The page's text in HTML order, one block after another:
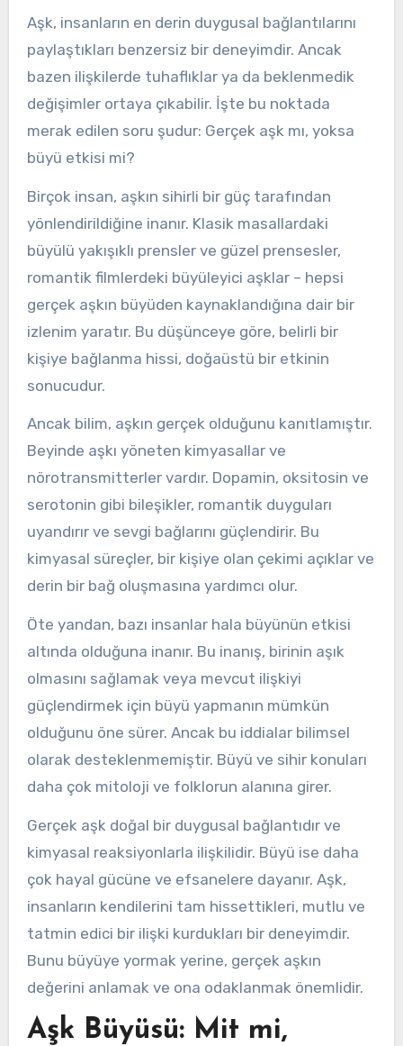
Aşk, insanların en derin duygusal bağlantılarını
paylaştıkları benzersiz bir deneyimdir. Ancak
bazen ilişkilerde tuhaflıklar ya da beklenmedik
değişimler ortaya çıkabilir. İşte bu noktada
merak edilen soru şudur: Gerçek aşk mı, yoksa
büyü etkisi mi?
Birçok insan, aşkın sihirli bir güç tarafından
yönlendirildiğine inanır. Klasik masallardaki
büyülü yakışıklı prensler ve güzel prensesler,
romantik filmlerdeki büyüleyici aşklar – hepsi
gerçek aşkın büyüden kaynaklandığına dair bir
izlenim yaratır. Bu düşünceye göre, belirli bir
kişiye bağlanma hissi, doğaüstü bir etkinin
sonucudur.
Ancak bilim, aşkın gerçek olduğunu kanıtlamıştır.
Beyinde aşkı yöneten kimyasallar ve
nörotransmitterler vardır. Dopamin, oksitosin ve
serotonin gibi bileşikler, romantik duyguları
uyandırır ve sevgi bağlarını güçlendirir. Bu
kimyasal süreçler, bir kişiye olan çekimi açıklar ve
derin bir bağ oluşmasına yardımcı olur.
Öte yandan, bazı insanlar hala büyünün etkisi
altında olduğuna inanır. Bu inanış, birinin aşık
olmasını sağlamak veya mevcut ilişkiyi
güçlendirmek için büyü yapmanın mümkün
olduğunu öne sürer. Ancak bu iddialar bilimsel
olarak desteklenmemiştir. Büyü ve sihir konuları
daha çok mitoloji ve folklorun alanına girer.
Gerçek aşk doğal bir duygusal bağlantıdır ve
kimyasal reaksiyonlarla ilişkilidir. Büyü ise daha
çok hayal gücüne ve efsanelere dayanır. Aşk,
insanların kendilerini tam hissettikleri, mutlu ve
tatmin edici bir ilişki kurdukları bir deneyimdir.
Bunu büyüye yormak yerine, gerçek aşkın
değerini anlamak ve ona odaklanmak önemlidir.
Aşk Büyüsü: Mit mi,